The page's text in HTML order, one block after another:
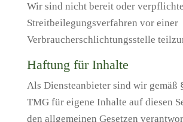
Wir sind nicht bereit oder
Streitbeilegungsverfahren vor einer
Verbraucherschlichtungsstelle
Haftung für Inhalte
Als Diensteanbieter sind wir gemäß
TMG für eigene Inhalte auf diesen
den allgemeinen Gesetzen